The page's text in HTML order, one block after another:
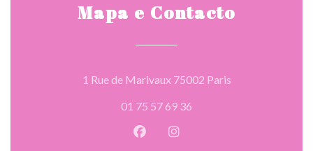
Mapa e Contacto
1 Rue de Marivaux 75002 Paris((abre numa
01 75 57 69 36
Facebook ((abre numa nova
Instagram ((abre numa